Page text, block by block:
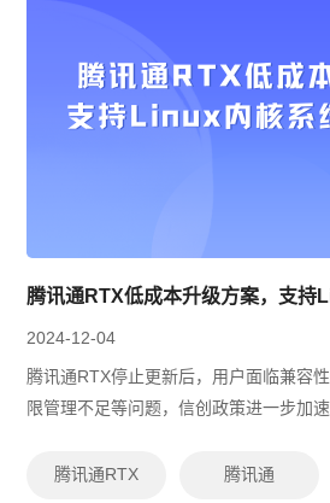
2024-12-04
腾讯通RTX停止更新后，用户面临兼容
限管理不足等问题，信创政策进一步加
层级安全防护，成为腾讯通RTX...
腾讯通RTX 腾讯通